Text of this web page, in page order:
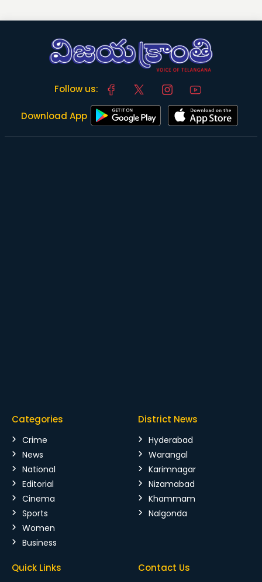
Follow us:
Download App
Categories
Crime
News
National
Editorial
Cinema
Sports
Women
Business
District News
Hyderabad
Warangal
Karimnagar
Nizamabad
Khammam
Nalgonda
Quick Links Contact Us